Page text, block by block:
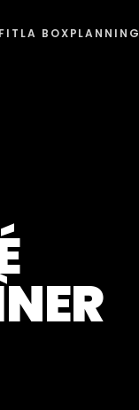
LA BOXPLANNING